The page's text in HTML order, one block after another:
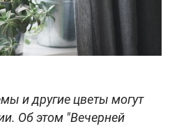
и другие цветы могут
Об этом "Вечерней